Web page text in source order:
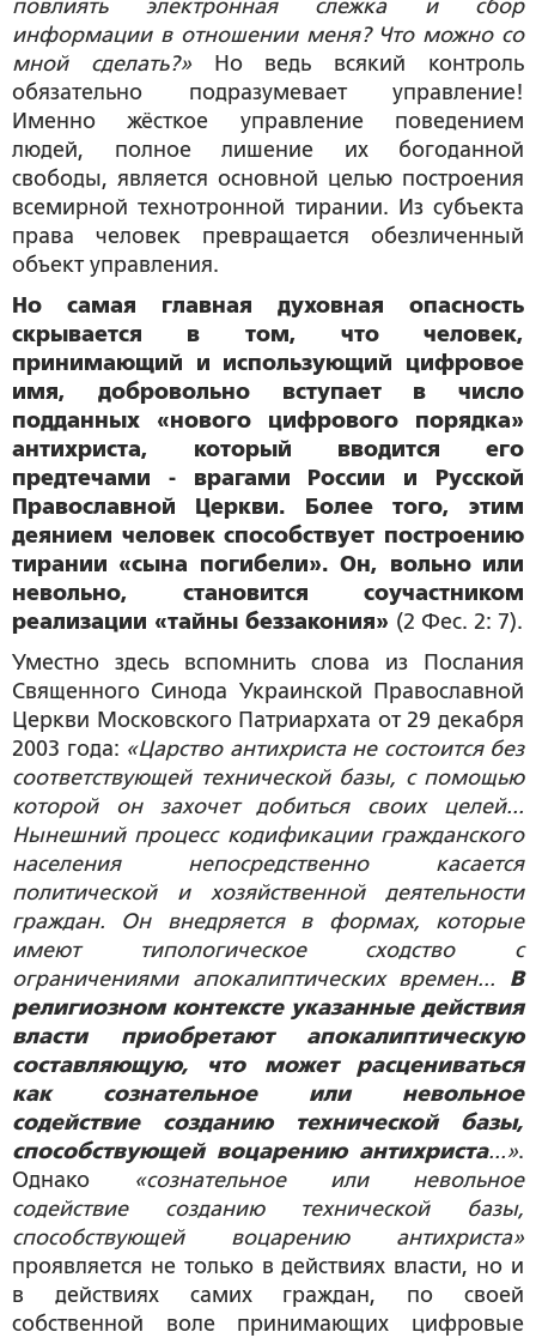
повлиять электронная слежка и сбор
информации в отношении меня? Что можно со
мной сделать?»Но ведь всякий контроль
обязательно подразумевает управление!
Именно жёсткое управление поведением
людей, полное лишение их богоданной
свободы, является основной целью построения
всемирной технотронной тирании. Из субъекта
права человек превращается обезличенный
объект управления.
Но самая главная духовная опасность
скрывается в том, что человек,
принимающий и использующий цифровое
имя, добровольно вступает в число
подданных «нового цифрового порядка»
антихриста, который вводится его
предтечами - врагами России и Русской
Православной Церкви. Более того, этим
деянием человек способствует построению
тирании «сына погибели». Он, вольно или
невольно, становится соучастником
реализации «тайны беззакония» (2 Фес. 2: 7).
Уместно здесь вспомнить слова из Послания
Священного Синода Украинской Православной
Церкви Московского Патриархата от 29 декабря
2003 года: «Царство антихриста не состоится без
соответствующей технической базы, с помощью
которой он захочет добиться своих целей...
Нынешний процесс кодификации гражданского
населения непосредственно касается
политической и хозяйственной деятельности
граждан. Он внедряется в формах, которые
имеют типологическое сходство с
ограничениями апокалиптических времен... В
религиозном контексте указанные действия
власти приобретают апокалиптическую
составляющую, что может расцениваться
как сознательное или невольное
содействие созданию технической базы,
способствующей воцарению антихриста...».
Однако «сознательное или невольное
содействие созданию технической базы,
способствующей воцарению антихриста»
проявляется не только в действиях власти, но и
в действиях самих граждан, по своей
собственной воле принимающих цифровые